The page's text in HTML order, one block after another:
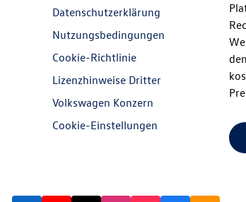
Datenschutzerklärung
Nutzungsbedingungen
Cookie-Richtlinie
Lizenzhinweise Dritter
Volkswagen Konzern
Cookie-Einstellungen